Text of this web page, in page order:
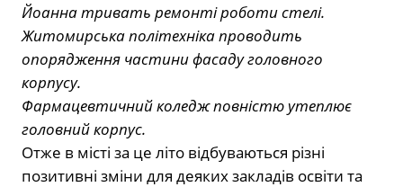
Йоанна тривать ремонті роботи стелі.
Житомирська політехніка проводить
опорядження частини фасаду головного
корпусу.
Фармацевтичний коледж повністю утеплює
головний корпус.
Отже в місті за це літо відбуваються різні
позитивні зміни для деяких закладів освіти та